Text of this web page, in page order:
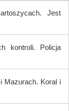
Jest
kontroli. Policja
Mazurach. Koral i